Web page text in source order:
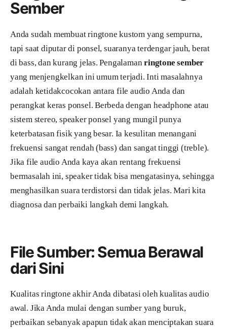
Sember
Anda sudah membuat ringtone kustom yang sempurna,
tapi saat diputar di ponsel, suaranya terdengar jauh, berat
di bass, dan kurang jelas. Pengalamanringtone sember
yang menjengkelkan ini umum terjadi. Inti masalahnya
adalah ketidakcocokan antara file audio Anda dan
perangkat keras ponsel. Berbeda dengan headphone atau
sistem stereo, speaker ponsel yang mungil punya
keterbatasan fisik yang besar. Ia kesulitan menangani
frekuensi sangat rendah (bass) dan sangat tinggi (treble).
Jika file audio Anda kaya akan rentang frekuensi
bermasalah ini, speaker tidak bisa mengatasinya, sehingga
menghasilkan suara terdistorsi dan tidak jelas. Mari kita
diagnosa dan perbaiki langkah demi langkah.
File Sumber: Semua Berawal
dari Sini
Kualitas ringtone akhir Anda dibatasi oleh kualitas audio
awal. Jika Anda mulai dengan sumber yang buruk,
perbaikan sebanyak apapun tidak akan menciptakan suara